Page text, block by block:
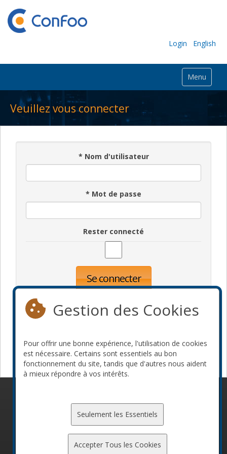
Login English
Menu
Veuillez vous connecter
* Nom d'utilisateur
* Mot de passe
Rester connecté
Se connecter
Devenir commanditaire
Gestion des Cookies
Pour offrir une bonne expérience, l'utilisation de cookies
est nécessaire. Certains sont essentiels au bon
fonctionnement du site, tandis que d'autres nous aident
à mieux répondre à vos intérêts.
Seulement les Essentiels
Accepter Tous les Cookies